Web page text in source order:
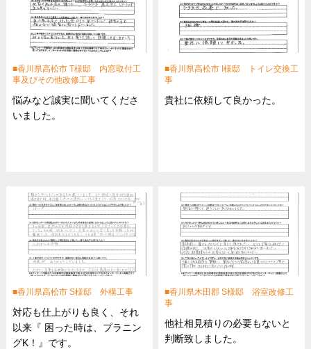
香川県高松市 T様邸 内窓取付工
事及びその他改修工事
悩みなど誠実に聞いてくださ
いました。
香川県高松市 I様邸 トイレ交換工
事
貴社に依頼して良かった。
香川県高松市 S様邸 外構工事
対応も仕上がりも良く、それ
以来『 困った時は、プラニン
グK！』です。
香川県木田郡 S様邸 浴室改修工
事
他社相見積りの必要もないと
判断致しました。